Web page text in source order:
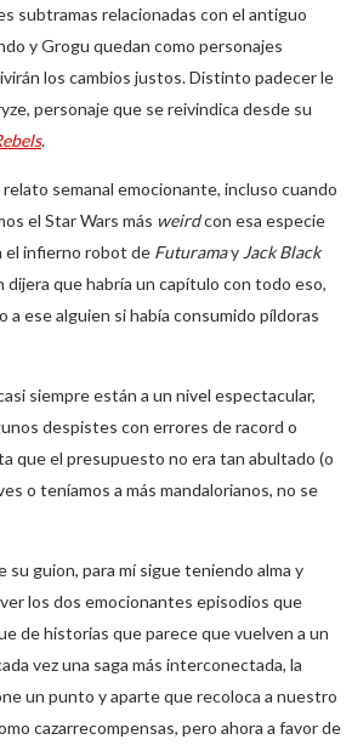
subtramas relacionadas con el antiguo
y Grogu quedan como personajes
los cambios justos. Distinto padecer le
personaje que se reivindica desde su
.
semanal emocionante, incluso cuando
el Star Wars más weirdcon esa especie
el infierno robot de Futuramay Jack Black
dijera que habría un capítulo con todo eso,
a ese alguien si había consumido píldoras
siempre están a un nivel espectacular,
despistes con errores de racord o
que el presupuesto no era tan abultado (o
o teníamos a más mandalorianos, no se
su guion, para mí sigue teniendo alma y
los dos emocionantes episodios que
de historias que parece que vuelven a un
vez una saga más interconectada, la
un punto y aparte que recoloca a nuestro
cazarrecompensas, pero ahora a favor de